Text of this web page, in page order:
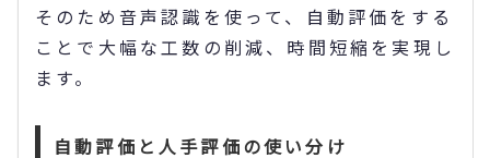
そのため音声認識を使って、自動評価をする
ことで大幅な工数の削減、時間短縮を実現し
ます。
自動評価と人手評価の使い分け